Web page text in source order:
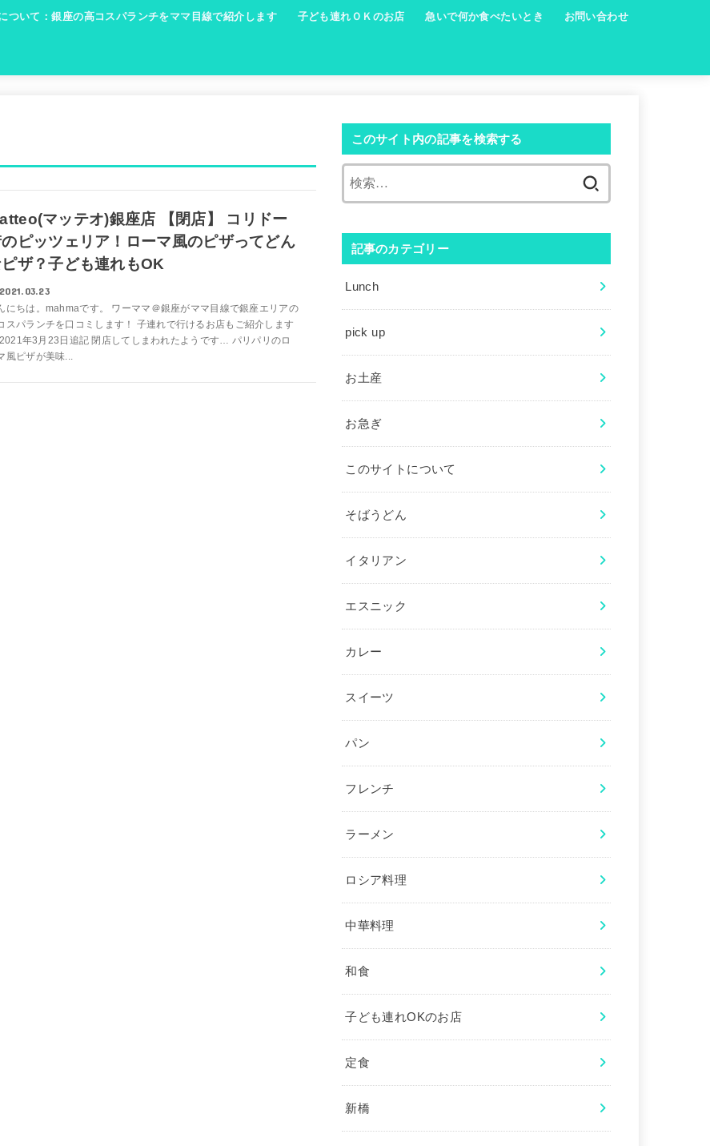
ついて：銀座の高コスパランチをママ目線で紹介します 子ども連れＯＫのお店 急いで何か食べたいとき お問い合わせ
マッテオ)銀座店 【閉店】 コリドー
ピッツェリア！ローマ風のピザってどん
ザ？子ども連れもOK
2021.03.23
にちは。mahmaです。 ワーママ＠銀座がママ目線で銀座エリアの
スパランチを口コミします！ 子連れで行けるお店もご紹介します
年3月23日追記 閉店してしまわれたようです… パリパリのロ
風ピザが美味...
このサイト内の記事を検索する
記事のカテゴリー
Lunch
pick up
お土産
お急ぎ
このサイトについて
そばうどん
イタリアン
エスニック
カレー
スイーツ
パン
フレンチ
ラーメン
ロシア料理
中華料理
和食
子ども連れOKのお店
定食
新橋